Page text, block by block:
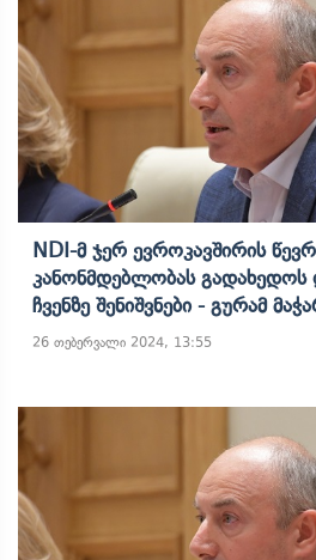
NDI-Მ Ჯერ Ევროკავშირის
Კანონმდებლობას Გადახედოს
Ჩვენზე Შენიშვნები - Გურამ
26 თებერვალი 2024, 13:55